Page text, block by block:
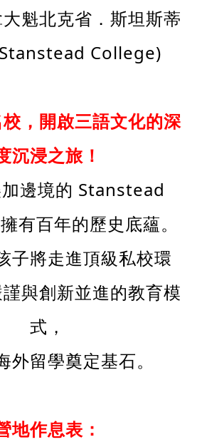
魁北克省．斯坦斯蒂
College)
，開啟三語文化的深
沉浸之旅！
邊境的 Stanstead
有百年的歷史底蘊。
子將走進頂級私校環
與創新並進的教育模
式，
外留學奠定基石。
地作息表：